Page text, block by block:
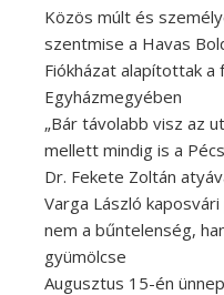
Közös múlt és
szentmise a Havas
Fiókházat alapítottak a
Egyházmegyében
„Bár távolabb visz az
mellett mindig is a
Dr. Fekete Zoltán
Varga László
nem a bűntelenség,
gyümölcse
Augusztus 15-én